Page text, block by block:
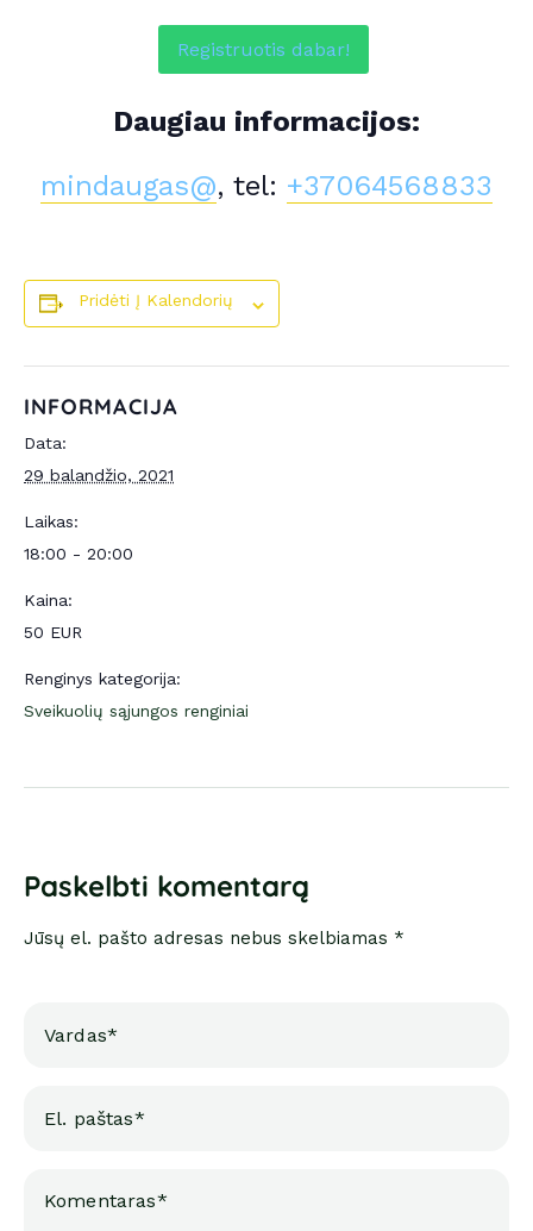
Registruotis dabar!
Daugiau informacijos:
mindaugas@, tel: +37064568833
Pridėti Į Kalendorių
INFORMACIJA
Data:
29 balandžio, 2021
Laikas:
18:00 - 20:00
Kaina:
50 EUR
Renginys kategorija:
Sveikuolių sąjungos renginiai
Paskelbti komentarą
Jūsų el. pašto adresas nebus skelbiamas *